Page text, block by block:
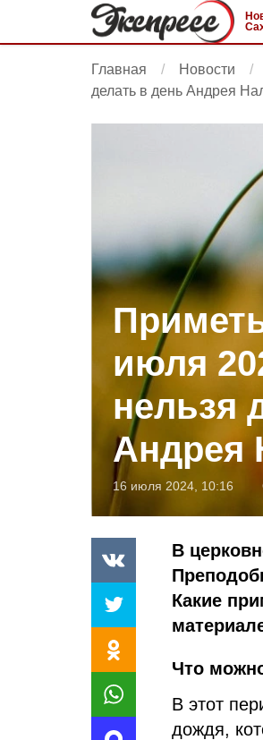
Главная Новости
делать в день Андрея
июля
нельзя
Андрея
16 июля 2024, 10:16
В
Какие
Что
В этот
дождя,